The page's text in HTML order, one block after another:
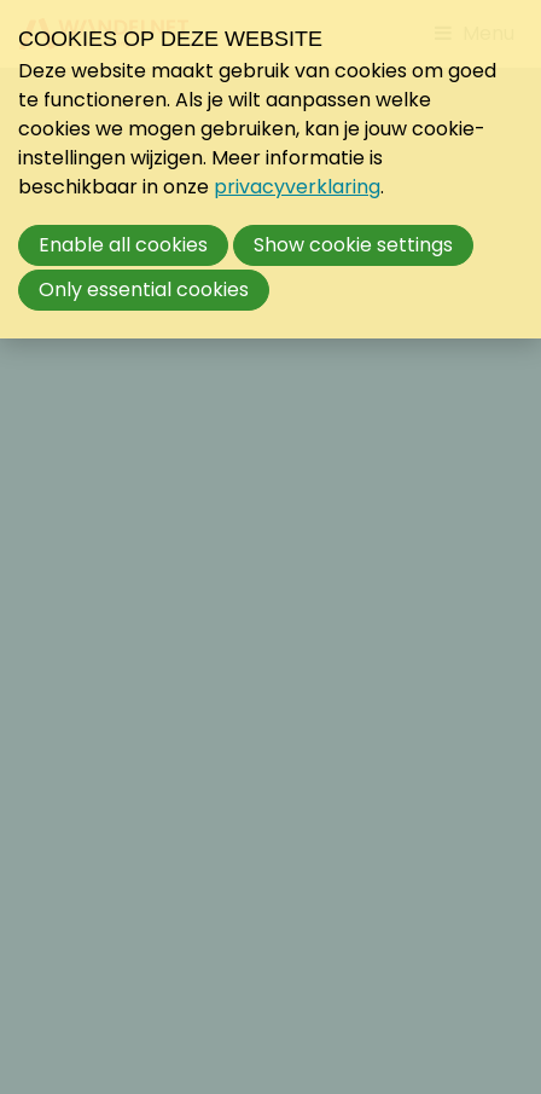
to
COOKIES OP DEZE WEBSITE
Deze website maakt gebruik van cookies om goed
te functioneren. Als je wilt aanpassen welke
cookies we mogen gebruiken, kan je jouw cookie-
instellingen wijzigen. Meer informatie is
beschikbaar in onze privacyverklaring.
Enable all cookies
Show cookie settings
Only essential cookies